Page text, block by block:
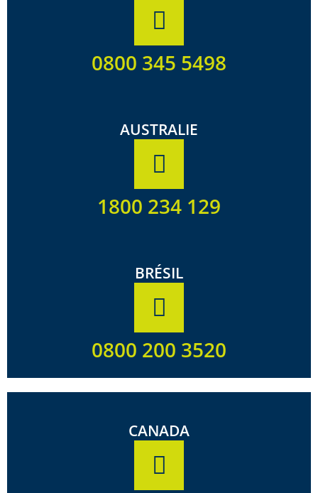
0800 345 5498
AUSTRALIE
1800 234 129
BRÉSIL
0800 200 3520
CANADA